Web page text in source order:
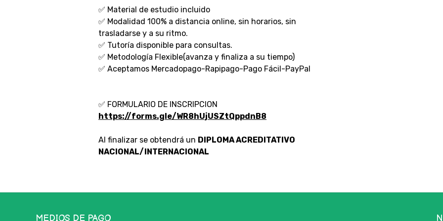
✅ Material de estudio incluido
✅ Modalidad 100% a distancia online, sin horarios, sin
trasladarse y a su ritmo.
✅ Tutoría disponible para consultas.
✅ Metodología Flexible(avanza y finaliza a su tiempo)
✅ Aceptamos Mercadopago-Rapipago-Pago Fácil-PayPal
✅ FORMULARIO DE INSCRIPCION
https://forms.gle/WR8hUjUSZtQppdnB8
Al finalizar se obtendrá un DIPLOMA ACREDITATIVO
NACIONAL/INTERNACIONAL
MEDIOS DE PAGO